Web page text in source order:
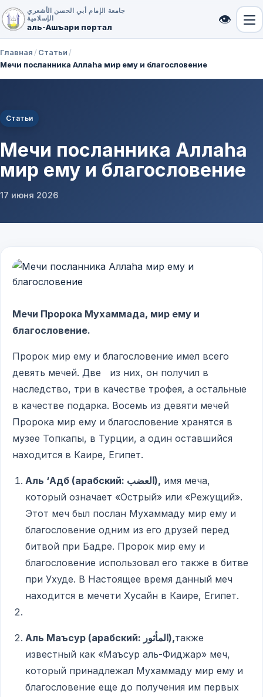
جامعة الإمام أبي الحسن الأشعري
الإسلامية
аль-Ашъари портал 👁
Главная / Статьи /
Мечи посланника Аллаhа мир ему и благословение
Статьи
Мечи посланника Аллаhа
мир ему и благословение
17 июня 2026
Мечи Пророка Мухаммада, мир ему и
благословение.
Пророк мир ему и благословение имел всего
девять мечей. Две из них, он получил в
наследство, три в качестве трофея, а остальные
в качестве подарка. Восемь из девяти мечей
Пророка мир ему и благословение хранятся в
музее Топкапы, в Турции, а один оставшийся
находится в Каире, Египет.
Аль ‘Адб (арабский: العضب), имя меча,
который означает «Острый» или «Режущий».
Этот меч был послан Мухаммаду мир ему и
благословение одним из его друзей перед
битвой при Бадре. Пророк мир ему и
благословение использовал его также в битве
при Ухуде. В Настоящее время данный меч
находится в мечети Хусайн в Каире, Египет.
Аль Маъсур (арабский: المأثور),также
известный как «Маъсур аль-Фиджар» меч,
который принадлежал Мухаммаду мир ему и
благословение еще до получения им первых